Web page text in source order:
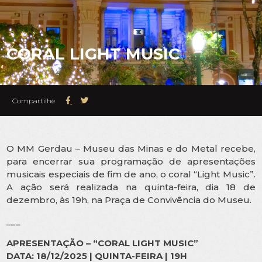
CORAL LIGHT MUSIC
Compartilhe
O MM Gerdau – Museu das Minas e do Metal recebe,
para encerrar sua programação de apresentações
musicais especiais de fim de ano, o coral “Light Music”.
A ação será realizada na quinta-feira, dia 18 de
dezembro, às 19h, na Praça de Convivência do Museu.
APRESENTAÇÃO – “CORAL LIGHT MUSIC”
DATA: 18/12/2025 | QUINTA-FEIRA | 19H